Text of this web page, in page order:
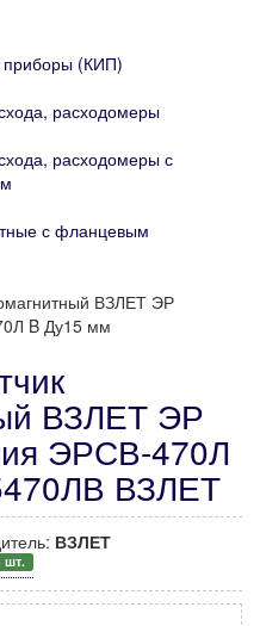
приборы (КИП)
расходомеры
расходомеры с
с фланцевым
ВЗЛЕТ ЭР
B Ду15 мм
ВЗЛЕТ ЭР
ЭРСВ-470Л
ВЗЛЕТ
ВЗЛЕТ
шт.